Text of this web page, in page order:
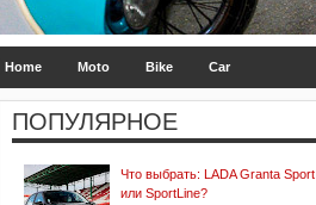
Home Moto Bike Car
ПОПУЛЯРНОЕ
Что выбрать: LADA Granta Sport
или SportLine?